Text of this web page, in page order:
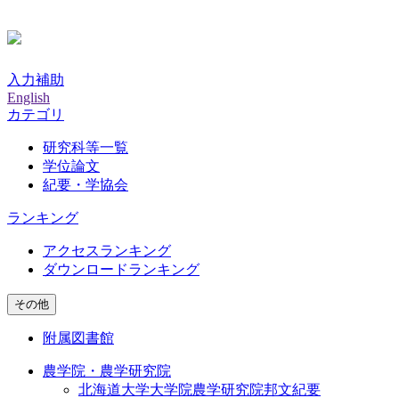
入力補助
English
カテゴリ
研究科等一覧
学位論文
紀要・学協会
ランキング
アクセスランキング
ダウンロードランキング
その他
附属図書館
農学院・農学研究院
北海道大学大学院農学研究院邦文紀要